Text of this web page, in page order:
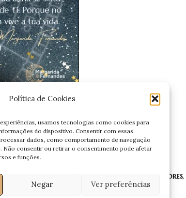
Política de Cookies
usamos tecnologias como cookies para
do dispositivo. Consentir com essas
dados, como comportamento de navegação
Não consentir ou retirar o consentimento pode afetar
e funções.
Negar Ver preferências
me.
Seres Superiores,
nesta jornada.